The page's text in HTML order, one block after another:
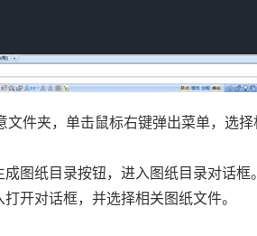
件夹，单击鼠标右键弹出菜单，选
图纸目录按钮，进入图纸目录对话框。
开对话框，并选择相关图纸文件。